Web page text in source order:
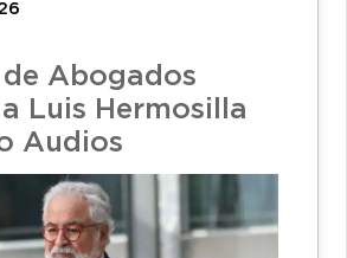
Abogados
Luis Hermosilla
Audios